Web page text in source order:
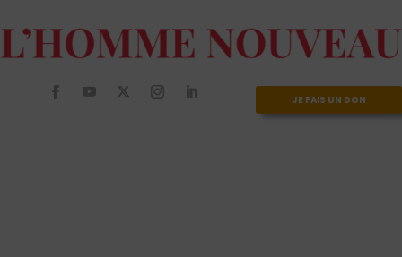
JE FAIS UN DON